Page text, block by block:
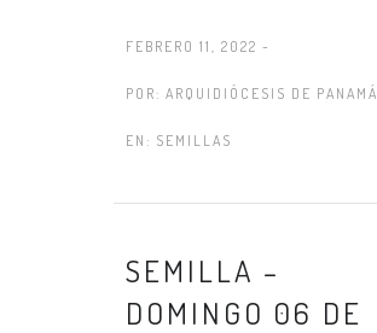
FEBRERO 11, 2022 -
POR: ARQUIDIÓCESIS DE PANAMÁ
EN: SEMILLAS
SEMILLA –
DOMINGO 06 DE